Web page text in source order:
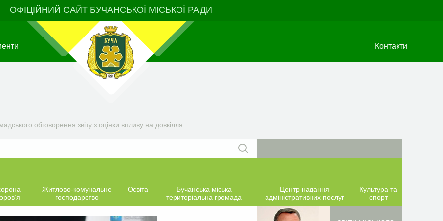
ОФІЦІЙНИЙ САЙТ БУЧАНСЬКОЇ МІСЬКОЇ РАДИ
Контакти
обговорення звіту з оцінки впливу на довкілля
Житлово-комунальне
господарство
Освіта
Бучанська міська
територіальна громада
Центр надання
адміністративних послуг
Культура та
спорт